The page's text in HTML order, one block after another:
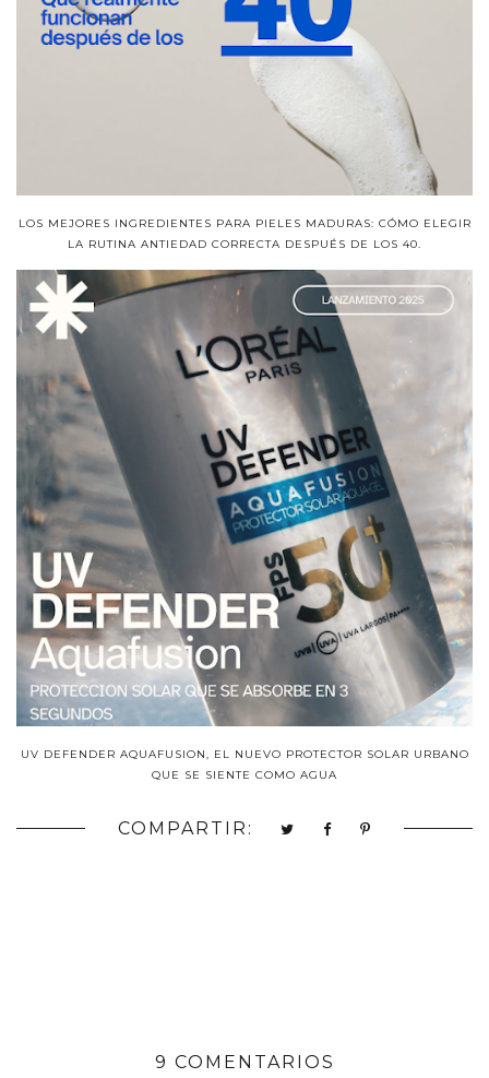
LOS MEJORES INGREDIENTES PARA PIELES MADURAS: CÓMO ELEGIR
LA RUTINA ANTIEDAD CORRECTA DESPUÉS DE LOS 40.
UV DEFENDER AQUAFUSION, EL NUEVO PROTECTOR SOLAR URBANO
QUE SE SIENTE COMO AGUA
COMPARTIR:
9 COMENTARIOS